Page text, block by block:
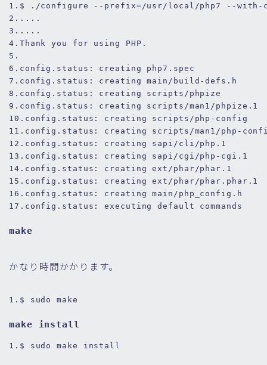
1. $ ./configure --prefix=/usr/local/php7 --with-
2. ....
3. ....
4. Thank you for using PHP.
5.
6. config .status : creating php7 .spec
7. config .status : creating main/build-defs .h
8. config .status : creating scripts/phpize
9. config .status : creating scripts/man1/phpize. 1
10. config .status : creating scripts/php-config
11. config .status : creating scripts/man1/php-
12. config .status : creating sapi/cli/php. 1
13. config .status : creating sapi/cgi/php-cgi. 1
14. config .status : creating ext/phar/phar. 1
15. config .status : creating ext/phar/phar .phar . 1
16. config .status : creating main/php_config .h
17. config .status : executing default commands
make
かなり時間かかります。
1. $ sudo make
make install
1. $ sudo make install